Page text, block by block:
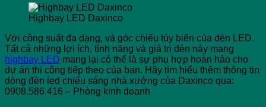
Highbay LED Daxinco
Với công suất đa dạng, và góc chiếu tùy biến của đèn LED.
Tất cả những lợi ích, tính năng và giá trị đèn này mang
highbay LED mang lại có thể là sự phụ hợp hoàn hảo cho
dự án thi công tiếp theo của bạn. Hãy tìm hiểu thêm thông tin
dòng đèn led chiếu sáng nhà xưởng của Daxinco qua:
0908.586.416 – Phòng kinh doanh